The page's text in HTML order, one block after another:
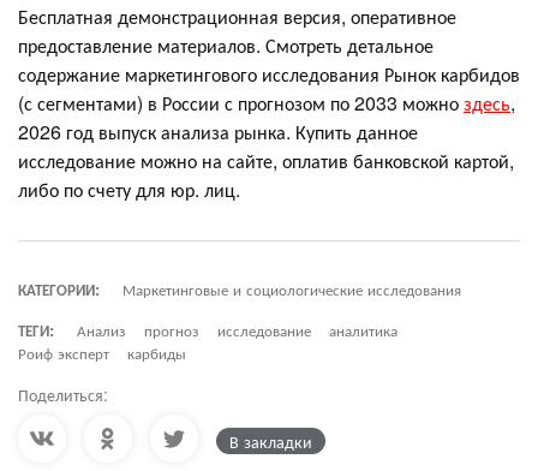
Бесплатная демонстрационная версия, оперативное
предоставление материалов. Смотреть детальное
содержание маркетингового исследования Рынок карбидов
(с сегментами) в России с прогнозом по 2033 можноздесь,
2026 год выпуск анализа рынка. Купить данное
исследование можно на сайте, оплатив банковской картой,
либо по счету для юр. лиц.
КАТЕГОРИИ:
Маркетинговые и социологические исследования
ТЕГИ:
Анализ прогноз исследование
аналитика
Роиф эксперт
карбиды
Поделиться:
В закладки